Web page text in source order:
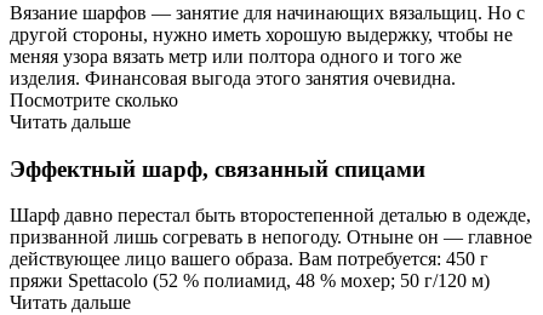
Вязание шарфов — занятие для начинающих вязальщиц. Но с
другой стороны, нужно иметь хорошую выдержку, чтобы не
меняя узора вязать метр или полтора одного и того же
изделия. Финансовая выгода этого занятия очевидна.
Посмотрите сколько
Читать дальше
Эффектный шарф, связанный спицами
Шарф давно перестал быть второстепенной деталью в одежде,
призванной лишь согревать в непогоду. Отныне он — главное
действующее лицо вашего образа. Вам потребуется: 450 г
пряжи Spettacolo (52 % полиамид, 48 % мохер; 50 г/120 м)
Читать дальше